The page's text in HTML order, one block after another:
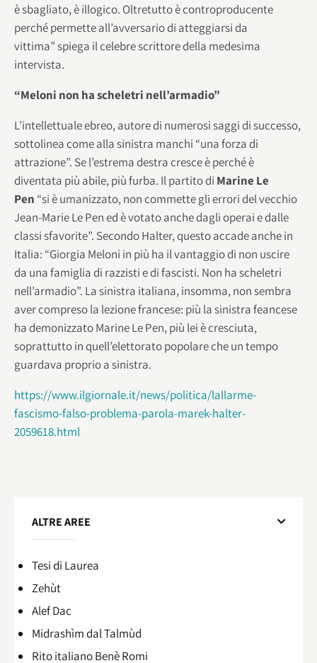
è sbagliato, è illogico. Oltretutto è controproducente
perché permette all’avversario di atteggiarsi da
vittima” spiega il celebre scrittore della medesima
intervista.
“Meloni non ha scheletri nell’armadio”
L’intellettuale ebreo, autore di numerosi saggi di successo,
sottolinea come alla sinistra manchi “una forza di
attrazione”. Se l’estrema destra cresce è perché è
diventata più abile, più furba. Il partito di Marine Le
Pen “si è umanizzato, non commette gli errori del vecchio
Jean-Marie Le Pen ed è votato anche dagli operai e dalle
classi sfavorite”. Secondo Halter, questo accade anche in
Italia: “Giorgia Meloni in più ha il vantaggio di non uscire
da una famiglia di razzisti e di fascisti. Non ha scheletri
nell’armadio”. La sinistra italiana, insomma, non sembra
aver compreso la lezione francese: più la sinistra feancese
ha demonizzato Marine Le Pen, più lei è cresciuta,
soprattutto in quell’elettorato popolare che un tempo
guardava proprio a sinistra.
https://www.ilgiornale.it/news/politica/lallarme-
fascismo-falso-problema-parola-marek-halter-
2059618.html
ALTRE AREE
Tesi di Laurea
Zehùt
Alef Dac
Midrashìm dal Talmùd
Rito italiano Benè Romi​